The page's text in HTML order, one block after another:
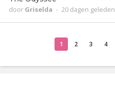
door Griselda - 20 dagen geleden
1 2 3 4